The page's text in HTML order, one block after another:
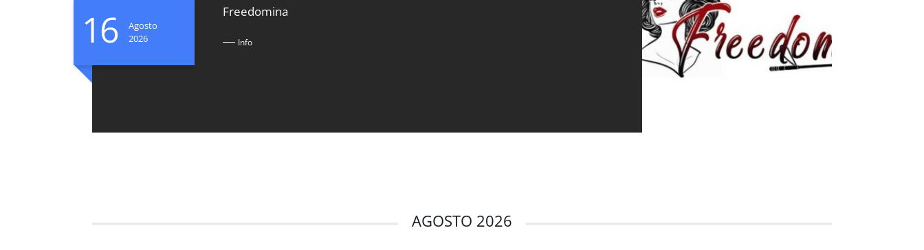
16
Agosto
2026
Freedomina
Info
AGOSTO 2026